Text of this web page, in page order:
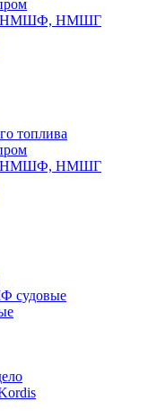
НМШГ
топлива
НМШГ